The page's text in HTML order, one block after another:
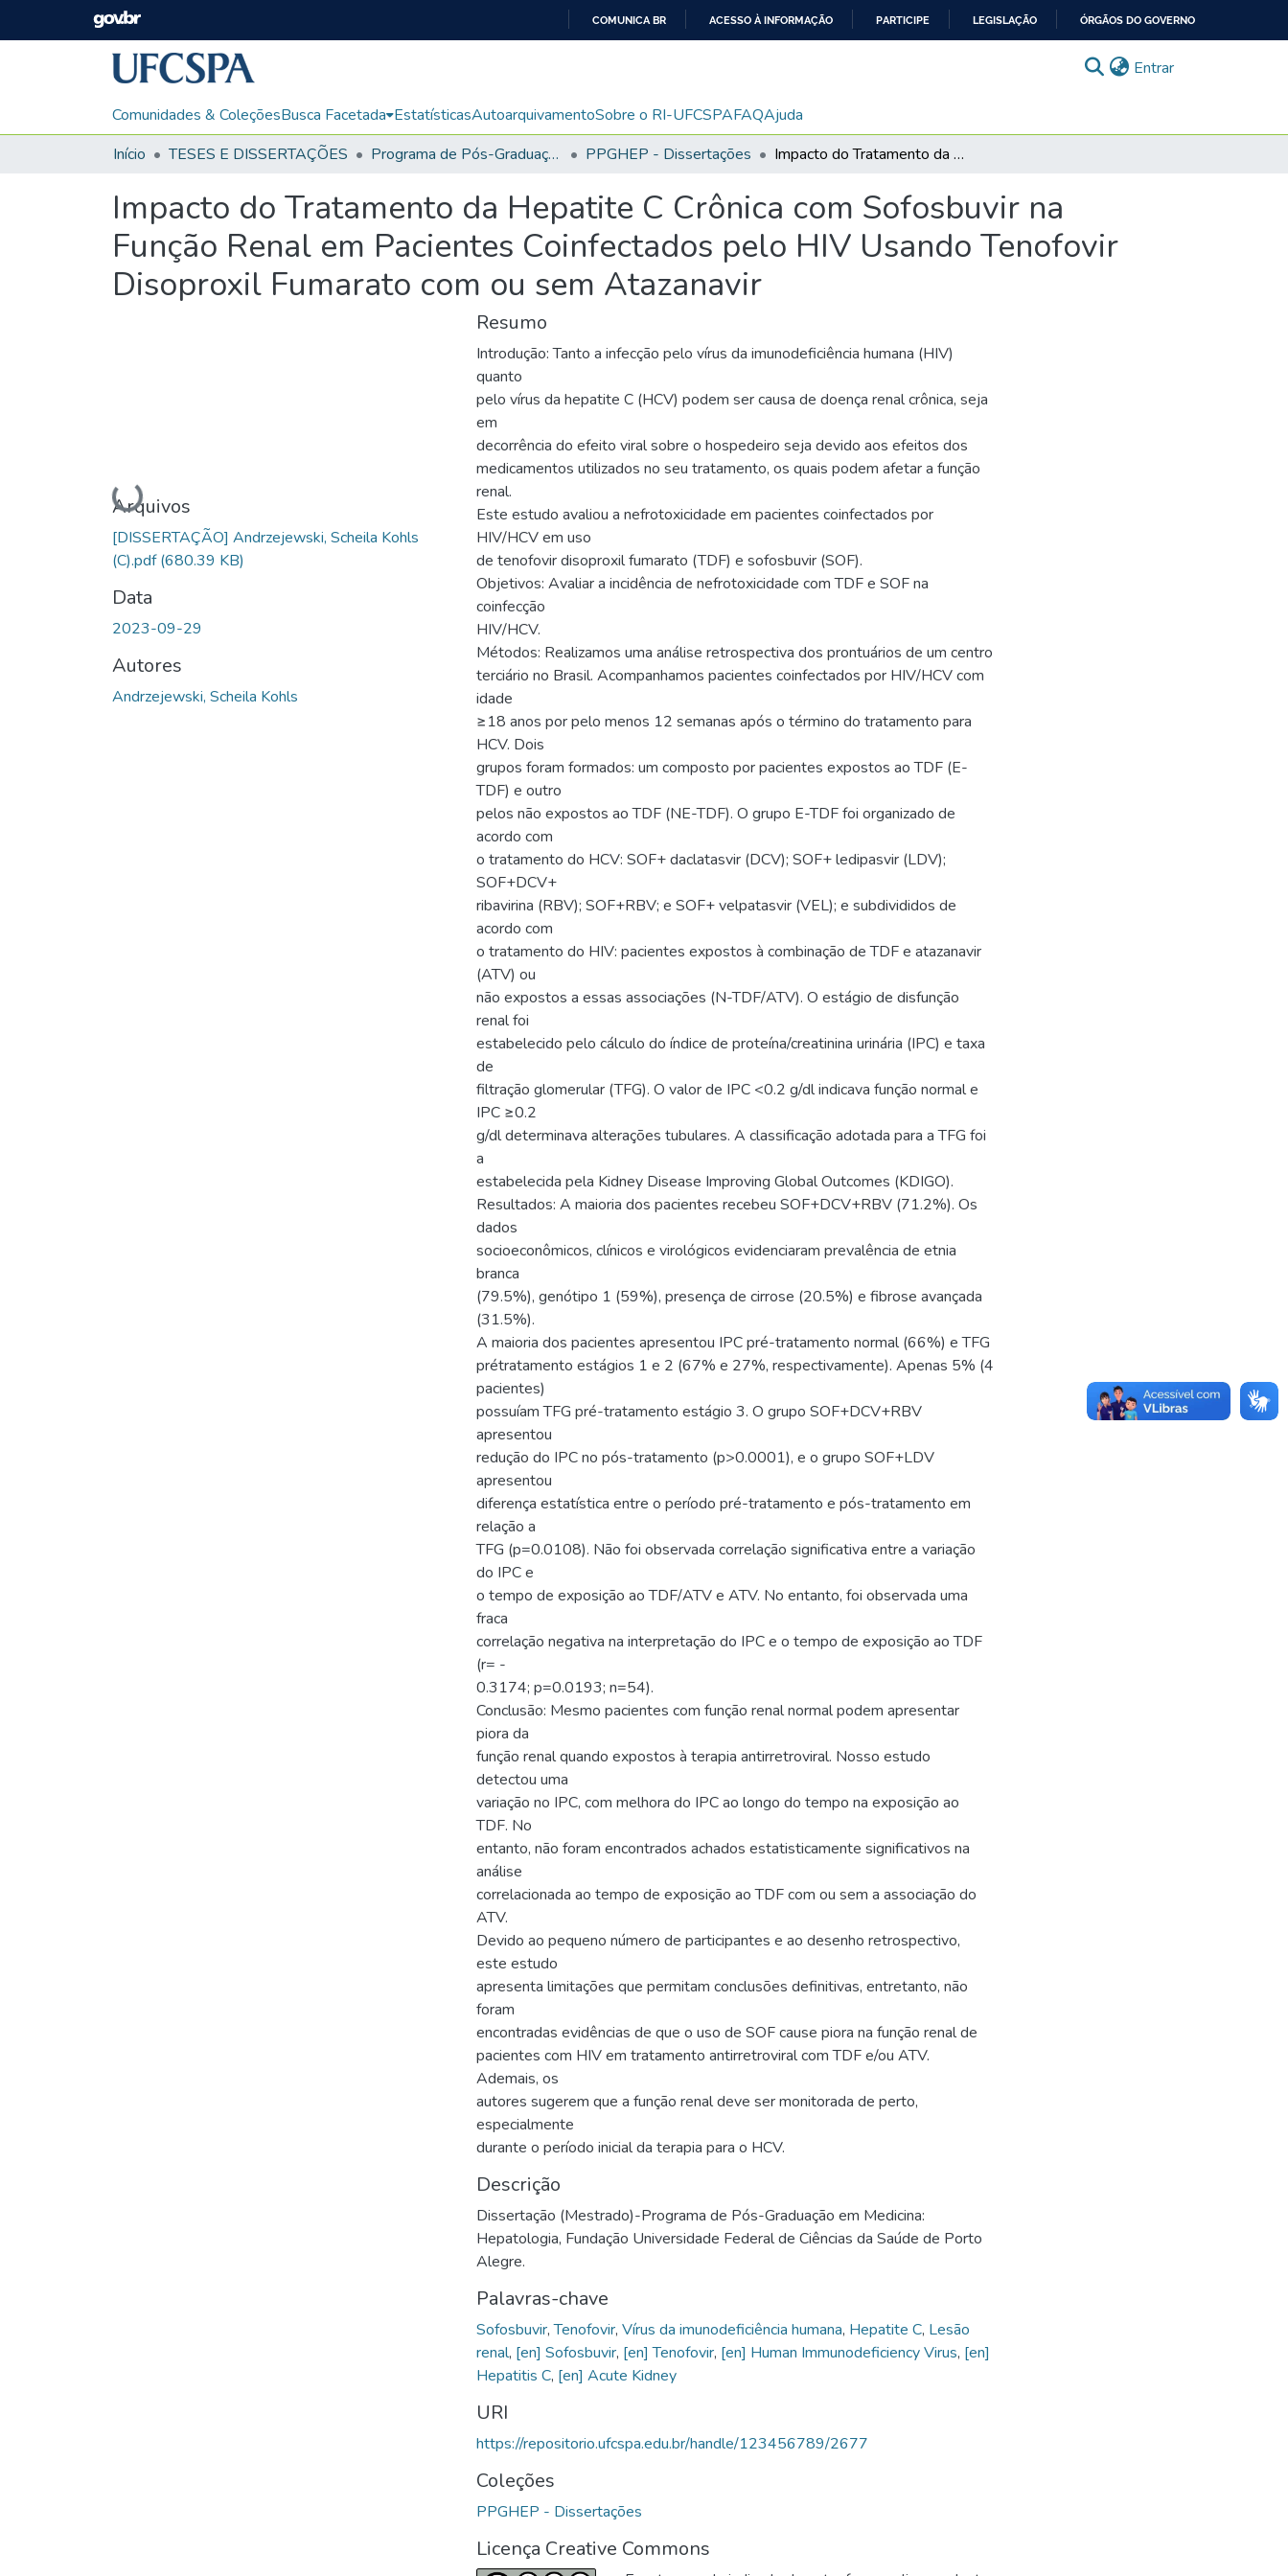
CONTEÚDO
COMUNICA BR ACESSO À INFORMAÇÃO PARTICIPE LEGISLAÇÃO ÓRGÃOS DO GOVERNO
Entrar(current)
Comunidades & ColeçõesBusca Facetada EstatísticasAutoarquivamentoSobre o RI-UFCSPAFAQAjuda
Início
TESES E DISSERTAÇÕES Programa de Pós-Graduação em Medicina: Hepatologia PPGHEP - Dissertações Impacto do Tratamento da Hepatite C Crônica com Sofosbuvir na Função Renal em Pacientes Coinfectados pelo HIV Usando Tenofovir Disoproxil Fumarato com ou sem Atazanavir
Impacto do Tratamento da Hepatite C Crônica com Sofosbuvir na
Função Renal em Pacientes Coinfectados pelo HIV Usando Tenofovir
Disoproxil Fumarato com ou sem Atazanavir
Carregando...Arquivos
[DISSERTAÇÃO] Andrzejewski, Scheila Kohls
(C).pdf(680.39 KB)
Data
2023-09-29
Autores
Andrzejewski, Scheila Kohls
Resumo
Introdução: Tanto a infecção pelo vírus da imunodeficiência humana (HIV)
quanto
pelo vírus da hepatite C (HCV) podem ser causa de doença renal crônica, seja
em
decorrência do efeito viral sobre o hospedeiro seja devido aos efeitos dos
medicamentos utilizados no seu tratamento, os quais podem afetar a função
renal.
Este estudo avaliou a nefrotoxicidade em pacientes coinfectados por
HIV/HCV em uso
de tenofovir disoproxil fumarato (TDF) e sofosbuvir (SOF).
Objetivos: Avaliar a incidência de nefrotoxicidade com TDF e SOF na
coinfecção
HIV/HCV.
Métodos: Realizamos uma análise retrospectiva dos prontuários de um centro
terciário no Brasil. Acompanhamos pacientes coinfectados por HIV/HCV com
idade
≥18 anos por pelo menos 12 semanas após o término do tratamento para
HCV. Dois
grupos foram formados: um composto por pacientes expostos ao TDF (E-
TDF) e outro
pelos não expostos ao TDF (NE-TDF). O grupo E-TDF foi organizado de
acordo com
o tratamento do HCV: SOF+ daclatasvir (DCV); SOF+ ledipasvir (LDV);
SOF+DCV+
ribavirina (RBV); SOF+RBV; e SOF+ velpatasvir (VEL); e subdivididos de
acordo com
o tratamento do HIV: pacientes expostos à combinação de TDF e atazanavir
(ATV) ou
não expostos a essas associações (N-TDF/ATV). O estágio de disfunção
renal foi
estabelecido pelo cálculo do índice de proteína/creatinina urinária (IPC) e taxa
de
filtração glomerular (TFG). O valor de IPC <0.2 g/dl indicava função normal e
IPC ≥0.2
g/dl determinava alterações tubulares. A classificação adotada para a TFG foi
a
estabelecida pela Kidney Disease Improving Global Outcomes (KDIGO).
Resultados: A maioria dos pacientes recebeu SOF+DCV+RBV (71.2%). Os
dados
socioeconômicos, clínicos e virológicos evidenciaram prevalência de etnia
branca
(79.5%), genótipo 1 (59%), presença de cirrose (20.5%) e fibrose avançada
(31.5%).
A maioria dos pacientes apresentou IPC pré-tratamento normal (66%) e TFG
prétratamento estágios 1 e 2 (67% e 27%, respectivamente). Apenas 5% (4
pacientes)
possuíam TFG pré-tratamento estágio 3. O grupo SOF+DCV+RBV
apresentou
redução do IPC no pós-tratamento (p>0.0001), e o grupo SOF+LDV
apresentou
diferença estatística entre o período pré-tratamento e pós-tratamento em
relação a
TFG (p=0.0108). Não foi observada correlação significativa entre a variação
do IPC e
o tempo de exposição ao TDF/ATV e ATV. No entanto, foi observada uma
fraca
correlação negativa na interpretação do IPC e o tempo de exposição ao TDF
(r= -
0.3174; p=0.0193; n=54).
Conclusão: Mesmo pacientes com função renal normal podem apresentar
piora da
função renal quando expostos à terapia antirretroviral. Nosso estudo
detectou uma
variação no IPC, com melhora do IPC ao longo do tempo na exposição ao
TDF. No
entanto, não foram encontrados achados estatisticamente significativos na
análise
correlacionada ao tempo de exposição ao TDF com ou sem a associação do
ATV.
Devido ao pequeno número de participantes e ao desenho retrospectivo,
este estudo
apresenta limitações que permitam conclusões definitivas, entretanto, não
foram
encontradas evidências de que o uso de SOF cause piora na função renal de
pacientes com HIV em tratamento antirretroviral com TDF e/ou ATV.
Ademais, os
autores sugerem que a função renal deve ser monitorada de perto,
especialmente
durante o período inicial da terapia para o HCV.
Descrição
Dissertação (Mestrado)-Programa de Pós-Graduação em Medicina:
Hepatologia, Fundação Universidade Federal de Ciências da Saúde de Porto
Alegre.
Palavras-chave
Sofosbuvir,Tenofovir, Vírus da imunodeficiência humana, Hepatite C, Lesão
renal, [en] Sofosbuvir, [en] Tenofovir, [en] Human Immunodeficiency Virus, [en]
Hepatitis C, [en] Acute Kidney
URI
https://repositorio.ufcspa.edu.br/handle/123456789/2677
Coleções
PPGHEP - Dissertações
Licença Creative Commons